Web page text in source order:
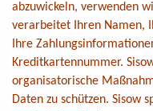
abzuwickeln, verwenden
verarbeitet Ihren Namen,
Ihre
Kreditkartennummer.
organisatorische
Daten zu schützen. Sisow